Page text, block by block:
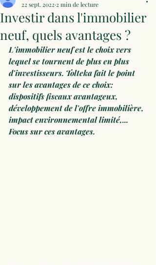
Investir dans l'immobilier
neuf, quels avantages ?
22 sept. 2022 2 min de lecture
L'immobilier neuf est le choix vers
lequel se tournent de plus en plus
d'investisseurs. Tolteka fait le point
sur les avantages de ce choix:
dispositifs fiscaux avantageux,
développement de l'offre immobilière,
impact environnemental limité,...
Focus sur ces avantages.